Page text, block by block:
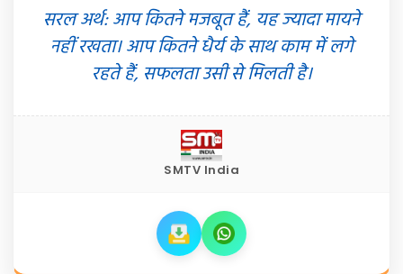
सरल अर्थ: आप कितने मजबूत हैं, यह ज्यादा मायने
नहीं रखता। आप कितने धैर्य के साथ काम में लगे
रहते हैं, सफलता उसी से मिलती है।
SMTV India